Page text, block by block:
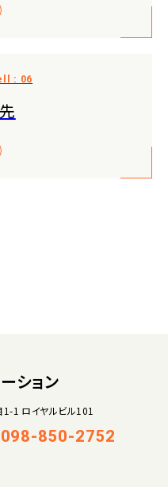
ション
1 ロイヤルビル101
098-850-2752